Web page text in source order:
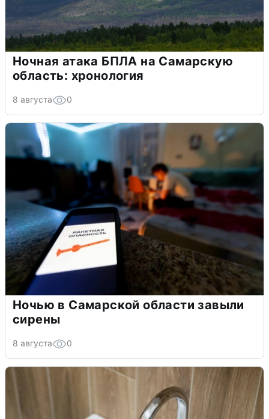
Ночная атака БПЛА на Самарскую
область: хронология
8 августа 0
Ночью в Самарской области завыли
сирены
8 августа 0